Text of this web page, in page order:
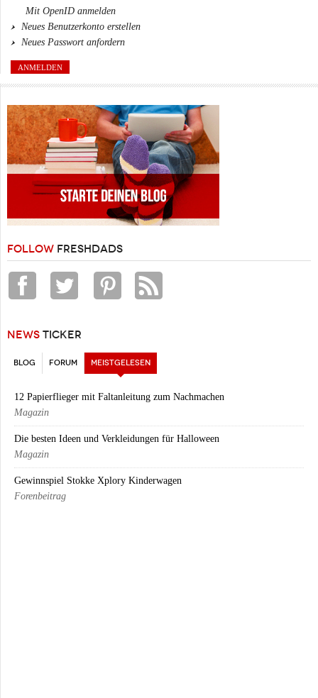
Mit OpenID anmelden
Neues Benutzerkonto erstellen
Neues Passwort anfordern
FOLLOW FRESHDADS
NEWS TICKER
BLOG FORUM MEISTGELESEN
12 Papierflieger mit Faltanleitung zum Nachmachen
Magazin
Die besten Ideen und Verkleidungen für Halloween
Magazin
Gewinnspiel Stokke Xplory Kinderwagen
Forenbeitrag